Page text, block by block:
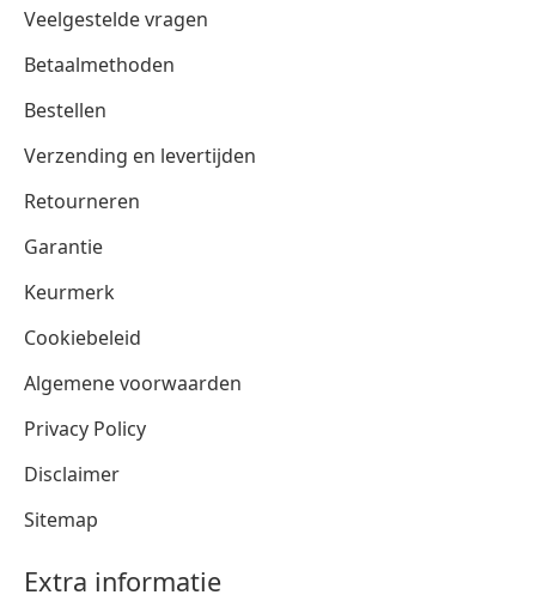
Veelgestelde vragen
Betaalmethoden
Bestellen
Verzending en levertijden
Retourneren
Garantie
Keurmerk
Cookiebeleid
Algemene voorwaarden
Privacy Policy
Disclaimer
Sitemap
Extra informatie